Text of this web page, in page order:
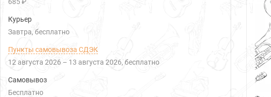
Курьер
Завтра
Бесплатно
Пункты самовывоза СДЭК
12 августа 2026 – 13 августа 2026 Бесплатно
Самовывоз
Бесплатно